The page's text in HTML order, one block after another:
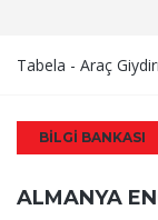
Tabela - Araç
BILGI BANKASI
ALMANYA